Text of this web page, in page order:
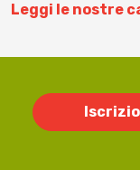
Leggi le nostre